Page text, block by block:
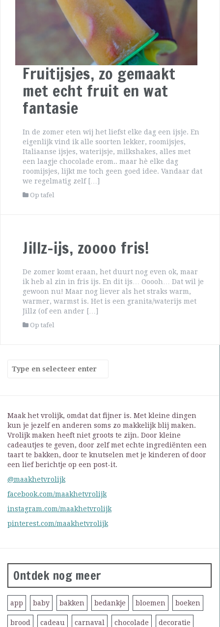
Fruitijsjes, zo gemaakt
met echt fruit en wat
fantasie
In de zomer eten wij het liefst elke dag een ijsje. En
eigenlijk vind ik alle soorten lekker, roomijsjes,
Italiaanse ijsjes, waterijsje, milkshakes, alles met
een laagje chocolade erom.. maar hè elke dag
roomijsjes, lijkt me toch geen goed idee. Vandaar dat
we regelmatig zelf […]
Op tafel
Jillz-ijs, zoooo fris!
De zomer komt eraan, het duurt nog even ok, maar
ik heb al zin in fris ijs. En dit ijs… Ooooh… Dat wil je
gewoon nu! Maar nog liever als het straks warm,
warmer, warmst is. Het is een granita/waterijs met
Jillz (of een ander […]
Op tafel
Maak het vrolijk, omdat dat fijner is. Met kleine dingen
kun je jezelf en anderen soms zo makkelijk blij maken.
Vrolijk maken heeft niet groots te zijn. Door kleine
cadeautjes te geven, door zelf met echte ingrediënten een
taart te bakken, door te knutselen met je kinderen of door
een lief berichtje op een post-it.
@maakhetvrolijk
facebook.com/maakhetvrolijk
instagram.com/maakhetvrolijk
pinterest.com/maakhetvrolijk
Ontdek nog meer
app baby bakken bedankje bloemen boeken
brood cadeau carnaval chocolade decoratie